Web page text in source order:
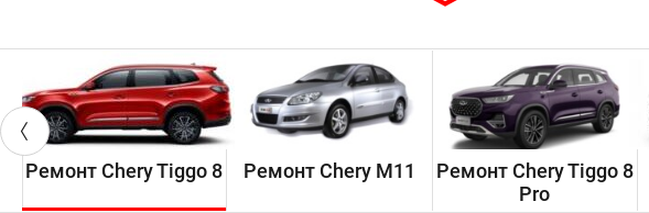
Ремонт Chery Tiggo 8 Ремонт Chery M11
Ремонт Chery Tiggo 8
Pro